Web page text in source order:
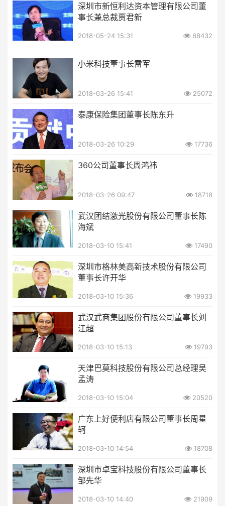
深圳市新恒利达资本管理有限公司董
事长兼总裁贾君新
2018-05-24 15:31 68432
小米科技董事长雷军
2018-03-26 15:41 25072
泰康保险集团董事长陈东升
2018-03-26 10:29 17736
360公司董事长周鸿祎
2018-03-26 09:47 18718
武汉团结激光股份有限公司董事长陈
海斌
2018-03-10 15:41 17490
深圳市格林美高新技术股份有限公司
董事长许开华
2018-03-10 15:36 19933
武汉武商集团股份有限公司董事长刘
江超
2018-03-10 15:13 19793
天津巴莫科技股份有限公司总经理吴
孟涛
2018-03-10 15:04 20520
广东上好便利店有限公司董事长周星
轲
2018-03-10 14:54 18708
深圳市卓宝科技股份有限公司董事长
邹先华
2018-03-10 14:40 21909